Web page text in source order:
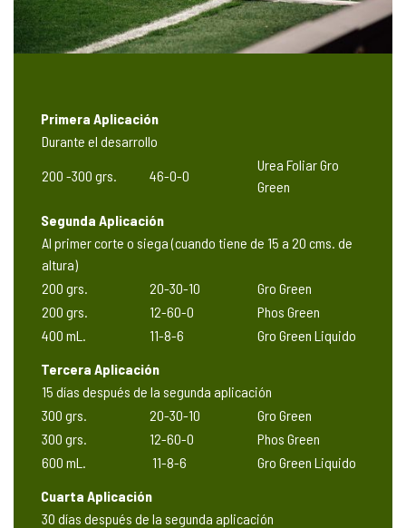
Primera Aplicación
Durante el desarrollo
200 -300 grs.
46-0-0
Urea Foliar Gro
Green
Segunda Aplicación
Al primer corte o siega (cuando tiene de 15 a 20 cms. de
altura)
200 grs.
20-30-10
Gro Green
200 grs.
12-60-0
Phos Green
400 mL.
11-8-6
Gro Green Liquido
Tercera Aplicación
15 días después de la segunda aplicación
300 grs.
20-30-10
Gro Green
300 grs.
12-60-0
Phos Green
600 mL.
11-8-6
Gro Green Liquido
Cuarta Aplicación
30 días después de la segunda aplicación